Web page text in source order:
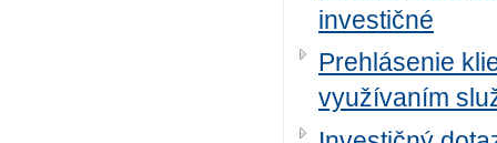
investičné
Prehlásenie
využívaním